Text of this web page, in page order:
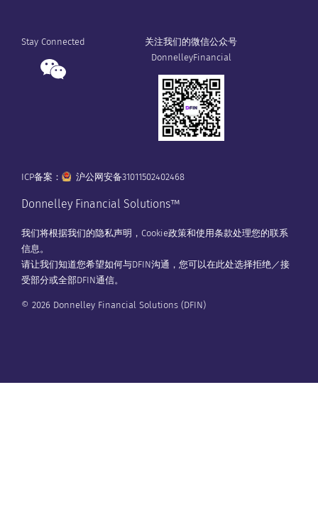
Stay Connected
关注我们的微信公众号
DonnelleyFinancial
ICP备案： 沪公网安备31011502402468
Donnelley Financial Solutions™
我们将根据我们的隐私声明 ， Cookie政策和使用条款处理您的联系
信息。
请让我们知道您希望如何与DFIN沟通，您可以在此处选择拒绝／接
受部分或全部DFIN通信。
© 2026 Donnelley Financial Solutions (DFIN)